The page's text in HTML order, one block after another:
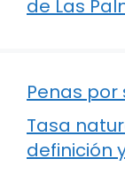
de Las
Penas
Tasa
definición